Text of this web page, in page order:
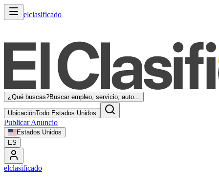
elclasificado
¿Qué buscas?Buscar empleo, servicio, auto...
UbicaciónTodo Estados Unidos
Publicar Anuncio
Estados Unidos
ES
elclasificado